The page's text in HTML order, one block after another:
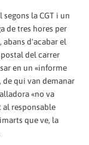
la CGT i un
de tres hores per
d'acabar el
del carrer
en un «informe
qui van demanar
«no va
al responsable
que ve, la